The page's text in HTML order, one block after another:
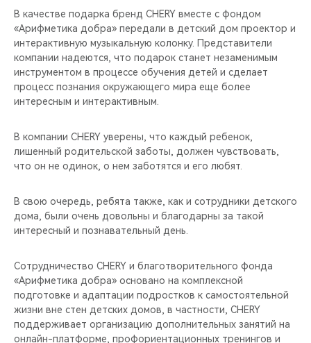
В качестве подарка бренд CHERY вместе с фондом
«Арифметика добра» передали в детский дом проектор и
интерактивную музыкальную колонку. Представители
компании надеются, что подарок станет незаменимым
инструментом в процессе обучения детей и сделает
процесс познания окружающего мира еще более
интересным и интерактивным.
В компании CHERY уверены, что каждый ребенок,
лишенный родительской заботы, должен чувствовать,
что он не одинок, о нем заботятся и его любят.
В свою очередь, ребята также, как и сотрудники детского
дома, были очень довольны и благодарны за такой
интересный и познавательный день.
Сотрудничество CHERY и благотворительного фонда
«Арифметика добра» основано на комплексной
подготовке и адаптации подростков к самостоятельной
жизни вне стен детских домов, в частности, CHERY
поддерживает организацию дополнительных занятий на
онлайн-платформе, профориентационных тренингов и